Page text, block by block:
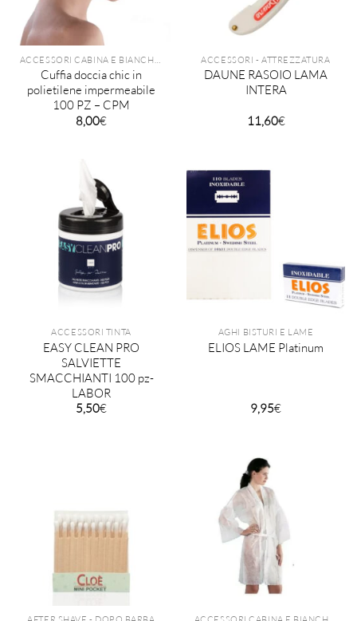
Cuffia doccia chic in
polietilene impermeabile
100 PZ – CPM
8,00€
ACCESSORI - ATTREZZATURA
DAUNE RASOIO LAMA
INTERA
11,60€
ACCESSORI TINTA
EASY CLEAN PRO
SALVIETTE
SMACCHIANTI 100 pz-
LABOR
5,50€
AGHI BISTURI E LAME
ELIOS LAME Platinum
9,95€